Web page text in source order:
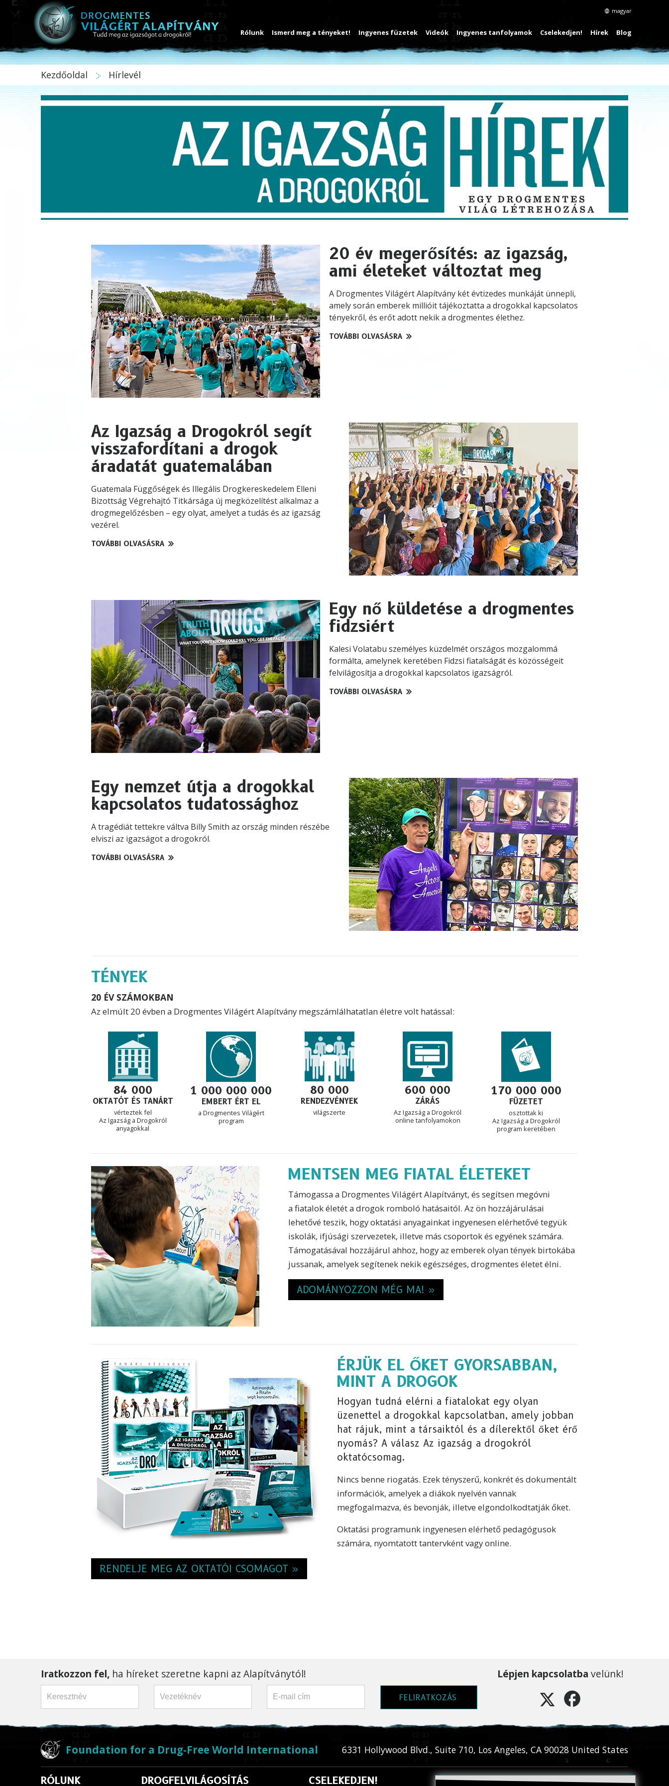
magyar
Rólunk Ismerd meg a tényeket! Ingyenes füzetek Videók Ingyenes tanfolyamok Cselekedjen! Hírek Blog
Kezdőoldal Hírlevél
20 év megerősítés: az igazság,
ami életeket változtat meg
A Drogmentes Világért Alapítvány két évtizedes munkáját ünnepli,
amely során emberek millióit tájékoztatta a drogokkal kapcsolatos
tényekről, és erőt adott nekik a drogmentes élethez.
TOVÁBBI OLVASÁSRA
Az Igazság a Drogokról segít
visszafordítani a drogok
áradatát guatemalában
Guatemala Függőségek és Illegális Drogkereskedelem Elleni
Bizottság Végrehajtó Titkársága új megközelítést alkalmaz a
drogmegelőzésben – egy olyat, amelyet a tudás és az igazság
vezérel.
TOVÁBBI OLVASÁSRA
Egy nő küldetése a drogmentes
fidzsiért
Kalesi Volatabu személyes küzdelmét országos mozgalommá
formálta, amelynek keretében Fidzsi fiatalságát és közösségeit
felvilágosítja a drogokkal kapcsolatos igazságról.
TOVÁBBI OLVASÁSRA
Egy nemzet útja a drogokkal
kapcsolatos tudatossághoz
A tragédiát tettekre váltva Billy Smith az ország minden részébe
elviszi az igazságot a drogokról.
TOVÁBBI OLVASÁSRA
TÉNYEK
20 ÉV SZÁMOKBAN
Az elmúlt 20 évben a Drogmentes Világért Alapítvány megszámlálhatatlan életre volt hatással:
84 000
OKTATÓT ÉS TANÁRT
vérteztek fel
Az Igazság a Drogokról
anyagokkal
1 000 000 000
EMBERT ÉRT EL
a Drogmentes Világért
program
80 000
RENDEZVÉNYEK
világszerte
600 000
ZÁRÁS
Az Igazság a Drogokról
online tanfolyamokon
170 000 000
FÜZETET
osztottak ki
Az Igazság a Drogokról
program keretében
MENTSEN MEG FIATAL ÉLETEKET
Támogassa a Drogmentes Világért Alapítványt, és segítsen megóvni
a fiatalok életét a drogok romboló hatásaitól. Az ön hozzájárulásai
lehetővé teszik, hogy oktatási anyagainkat ingyenesen elérhetővé tegyük
iskolák, ifjúsági szervezetek, illetve más csoportok és egyének számára.
Támogatásával hozzájárul ahhoz, hogy az emberek olyan tények birtokába
jussanak, amelyek segítenek nekik egészséges, drogmentes életet élni.
ADOMÁNYOZZON MÉG MA! »
ÉRJÜK EL ŐKET GYORSABBAN,
MINT A DROGOK
Hogyan tudná elérni a fiatalokat egy olyan
üzenettel a drogokkal kapcsolatban, amely jobban
hat rájuk, mint a társaiktól és a dílerektől őket érő
nyomás? A válasz Az igazság a drogokról
oktatócsomag.
Nincs benne riogatás. Ezek tényszerű, konkrét és dokumentált
információk, amelyek a diákok nyelvén vannak
megfogalmazva, és bevonják, illetve elgondolkodtatják őket.
Oktatási programunk ingyenesen elérhető pedagógusok
számára, nyomtatott tantervként vagy online.
RENDELJE MEG AZ OKTATÓI CSOMAGOT »
Iratkozzon fel, ha híreket szeretne kapni az Alapítványtól!
FELIRATKOZÁS
Lépjen kapcsolatba velünk!
Foundation for a Drug-Free World International 6331 Hollywood Blvd., Suite 710, Los Angeles, CA 90028 United States
RÓLUNK DROGFELVILÁGOSÍTÁS CSELEKEDJEN!